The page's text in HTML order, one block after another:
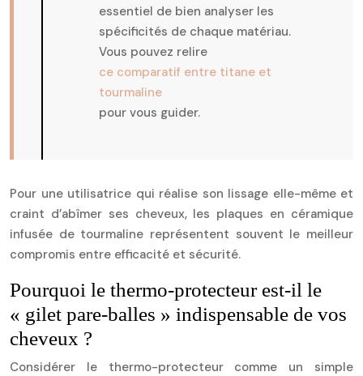
essentiel de bien analyser les
spécificités de chaque matériau.
Vous pouvez relire
ce comparatif entre titane et
tourmaline
pour vous guider.
Pour une utilisatrice qui réalise son lissage elle-même et
craint d’abîmer ses cheveux, les plaques en céramique
infusée de tourmaline représentent souvent le meilleur
compromis entre efficacité et sécurité.
Pourquoi le thermo-protecteur est-il le
« gilet pare-balles » indispensable de vos
cheveux ?
Considérer le thermo-protecteur comme un simple